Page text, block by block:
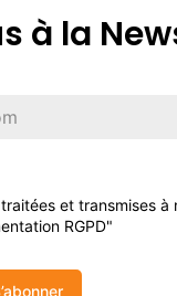
à la
et transmises à
RGPD"